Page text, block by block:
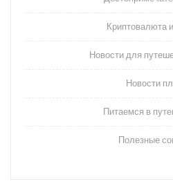
Криптовалюта
Новости для
Новости
Питаемся в
Полезные